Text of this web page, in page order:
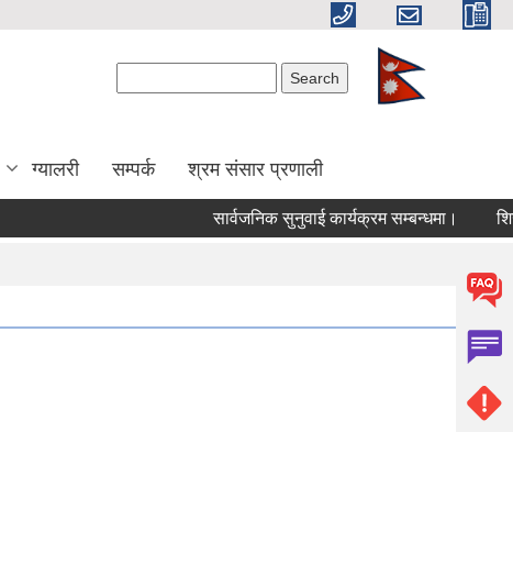
ग्यालरी सम्पर्क श्रम संसार प्रणाली
सार्वजनिक सुनुवाई कार्यक्रम सम्बन्धमा।